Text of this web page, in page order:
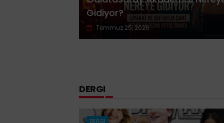
Gidiyor?
Temmuz 25, 2026
DERGI
DERGI